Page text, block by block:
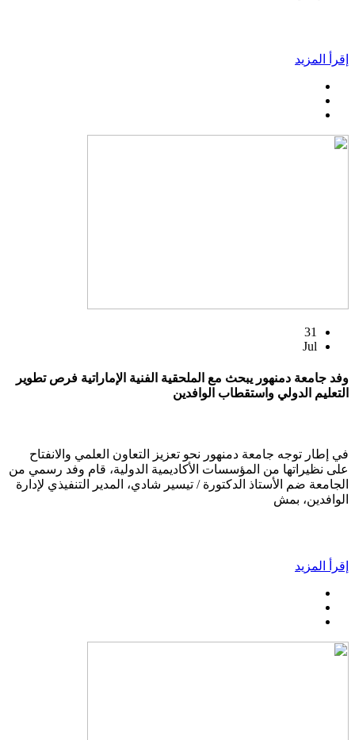
إقرأ المزيد
31
Jul
وفد جامعة دمنهور يبحث مع الملحقية الفنية الإماراتية فرص تطوير
التعليم الدولي واستقطاب الوافدين
في إطار توجه جامعة دمنهور نحو تعزيز التعاون العلمي والانفتاح
على نظيراتها من المؤسسات الأكاديمية الدولية، قام وفد رسمي من
الجامعة ضم الأستاذ الدكتورة / تيسير شادي، المدير التنفيذي لإدارة
الوافدين، بمش
إقرأ المزيد